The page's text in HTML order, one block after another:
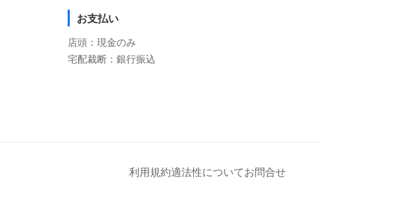
お支払い
店頭：現金のみ
宅配裁断：銀行振込
利用規約適法性についてお問合せ